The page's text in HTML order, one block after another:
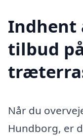
Indhent
tilbud
Når du
Hundborg, er